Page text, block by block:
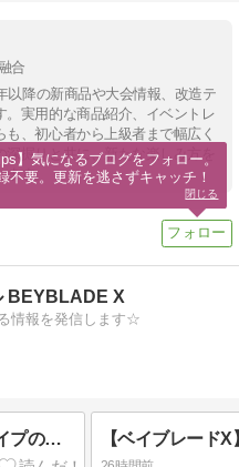
合
以降の新商品や大会情報、改造テ
。実用的な商品紹介、イベントレ
、初心者から上級者まで幅広く
掘りと共に、新たな楽しみ方を
す。
BEYBLADE X
情報を発信します☆
【ベイブレードX】バランスタイプのビット一覧☆
】気になるブログをフォロー。
不要。更新を逃さずキャッチ！
閉じる